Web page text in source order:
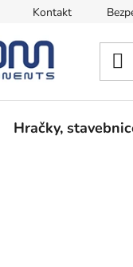
Kontakt
Hračky,